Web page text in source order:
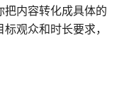
内容转化成具体的
观众和时长要求，